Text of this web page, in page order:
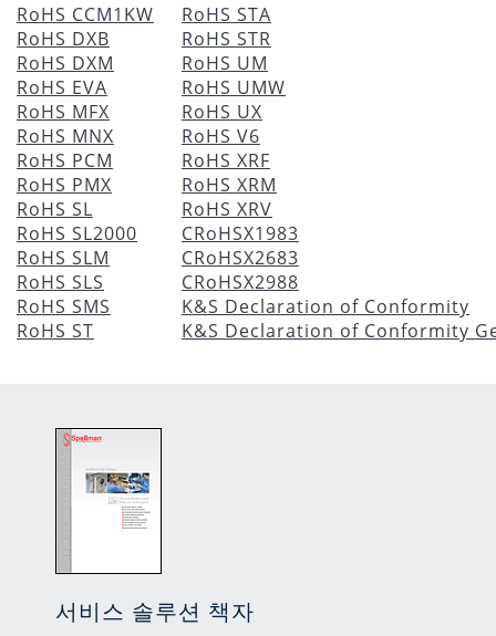
RoHS CCM1KW
RoHS DXB
RoHS DXM
RoHS EVA
RoHS MFX
RoHS MNX
RoHS PCM
RoHS PMX
RoHS SL
RoHS SL2000
RoHS SLM
RoHS SLS
RoHS SMS
RoHS ST
RoHS STA
RoHS STR
RoHS UM
RoHS UMW
RoHS UX
RoHS V6
RoHS XRF
RoHS XRM
RoHS XRV
CRoHSX1983
CRoHSX2683
CRoHSX2988
K&S Declaration of Conformity
K&S Declaration of Conformity
서비스 솔루션 책자